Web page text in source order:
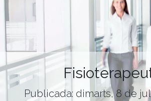
Publicada: dimarts, 8 de